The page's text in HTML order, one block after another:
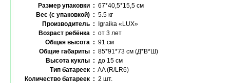
Размер упаковки : 67*40,5*15,5 см
Вес (с упаковкой) : 5.5 кг
Производитель : Igraika «LUX»
Возраст ребёнка : от 3 лет
Общая высота : 91 см
Общие габариты : 85*91*73 см (Д*В*Ш)
Высота куклы : до 15 см
Тип батареек : AA (R/LR6)
Количество батареек : 2 шт.